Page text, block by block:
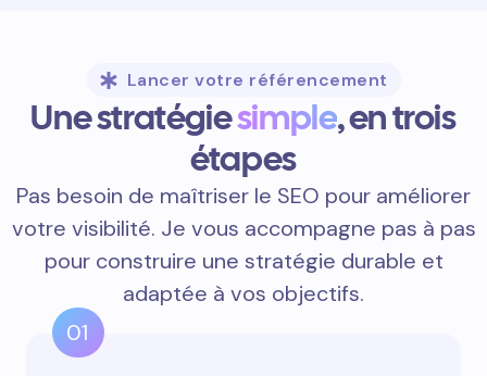
Lancer votre référencement
Une stratégiesimple, en trois
étapes
Pas besoin de maîtriser le SEO pour améliorer
votre visibilité. Je vous accompagne pas à pas
pour construire une stratégie durable et
adaptée à vos objectifs.
01